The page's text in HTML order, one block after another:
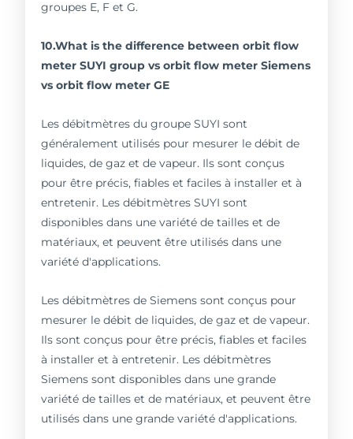
groupes E, F et G.
10.What is the difference between orbit flow
meter SUYI group vs orbit flow meter Siemens
vs orbit flow meter GE
Les débitmètres du groupe SUYI sont
généralement utilisés pour mesurer le débit de
liquides, de gaz et de vapeur. Ils sont conçus
pour être précis, fiables et faciles à installer et à
entretenir. Les débitmètres SUYI sont
disponibles dans une variété de tailles et de
matériaux, et peuvent être utilisés dans une
variété d'applications.
Les débitmètres de Siemens sont conçus pour
mesurer le débit de liquides, de gaz et de vapeur.
Ils sont conçus pour être précis, fiables et faciles
à installer et à entretenir. Les débitmètres
Siemens sont disponibles dans une grande
variété de tailles et de matériaux, et peuvent être
utilisés dans une grande variété d'applications.